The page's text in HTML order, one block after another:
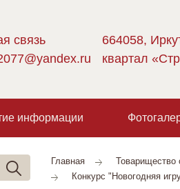
связь
664058,
квартал
информации
Главная Товарищество
Конкурс "Новогодняя